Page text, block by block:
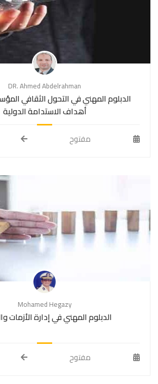
DR. Ahmed Abdelrahman
الدبلوم المهني في التحول الثقافي
أهداف الاستدامة الدولية
مفتوح
Mohamed Hegazy
الدبلوم المهني في إدارة الأزمات
مفتوح